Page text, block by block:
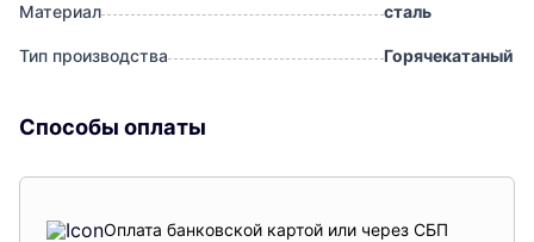
Материал сталь
Тип производства Горячекатаный
Способы оплаты
Оплата банковской картой или через СБП